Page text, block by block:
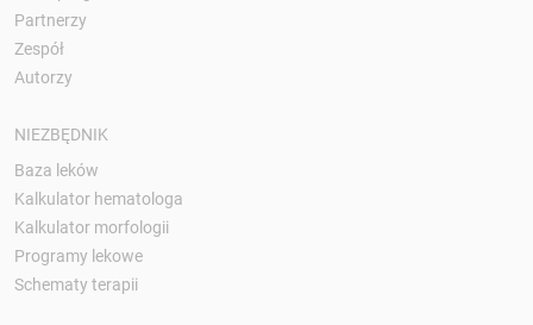
Partnerzy
Zespół
Autorzy
NIEZBĘDNIK
Baza leków
Kalkulator hematologa
Kalkulator morfologii
Programy lekowe
Schematy terapii